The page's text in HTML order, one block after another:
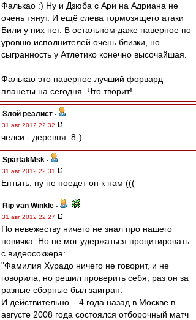
Фалькао :) Ну и Дзюба с Ари на Адриана не
очень тянут. И ещё слева тормозящего атаки
Били у них нет. В остальном даже наверное по
уровню исполнителей очень близки, но
сыгранность у Атлетико конечно высочайшая.
Фалькао это наверное лучший форвард
планеты на сегодня. Что творит!
Злой реалист -
31 авг 2012 22:32
челси - деревня. 8-)
SpartakMsk -
31 авг 2012 22:31
Ептыть, ну не поедет он к нам (((
Rip van Winkle -
31 авг 2012 22:27
По невежеству ничего не знал про нашего
новичка. Но не мог удержаться процитировать
с видеосоккера:
"Фамилия Хурадо ничего не говорит, и не
говорила, но решил проверить себя, раз он за
разные сборные был заигран.
И действительно... 4 года назад в Москве в
августе 2008 года состоялся отборочный матч